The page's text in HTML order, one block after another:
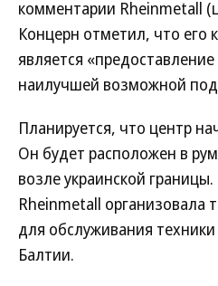
комментарии Rheinmetall
Концерн отметил, что его
является
наилучшей возможной
Планируется, что центр
Он будет расположен в
возле украинской
Rheinmetall организовала
для обслуживания
Балтии.